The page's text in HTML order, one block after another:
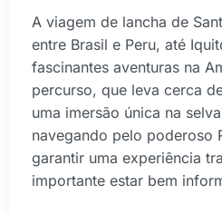
A viagem de lancha de
entre Brasil e Peru, até
fascinantes aventuras na
percurso, que leva cerca
uma imersão única na
navegando pelo poderoso
garantir uma experiência
importante estar bem